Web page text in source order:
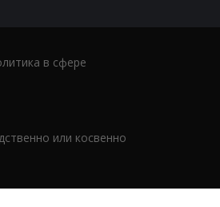
в сфере
или косвенно